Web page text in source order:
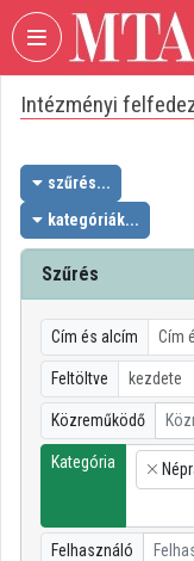
Fejléc kihagyása Menü
VIDEOTORIUM
MAGYAR
TUDOMÁNYOS
AKADÉMIA
Intézményi kezdőlap
Bejelentkezés
Intézményi felfedezés
Kategóriák
Intézményi listák
Intézmények
Intézményi
szűrés...
kategóriák...
Szűrés
Cím és alcím
Feltöltve
Közreműködő
Kategória
×
Felhasználó